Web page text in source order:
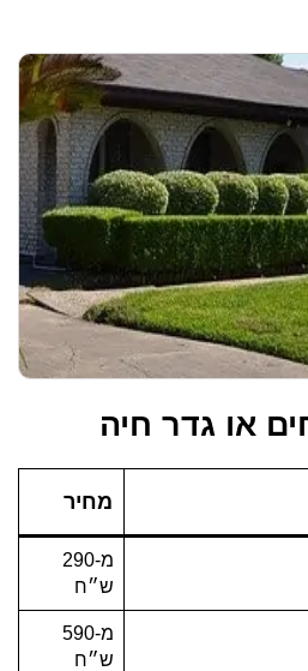
או גדר חיה
מחיר
מ-290
ש״ח
מ-590
ש״ח